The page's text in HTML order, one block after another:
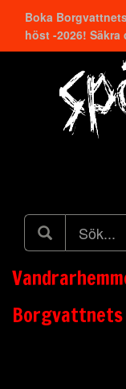
Boka
höst -2026!